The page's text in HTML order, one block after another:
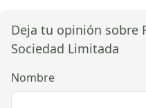
Deja tu opinión sobre
Sociedad Limitada
Nombre